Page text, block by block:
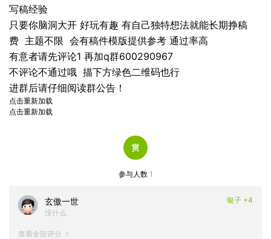
写稿经验
只要你脑洞大开 好玩有趣 有自己独特想法就能长期挣稿
费 主题不限 会有稿件模版提供参考 通过率高
有意者请先评论1 再加q群600290967
不评论不通过哦 描下方绿色二维码也行
进群后请仔细阅读群公告！
点击重新加载
点击重新加载
参与人数 1
玄傲一世
银子 +4
没什么
查看全部评分